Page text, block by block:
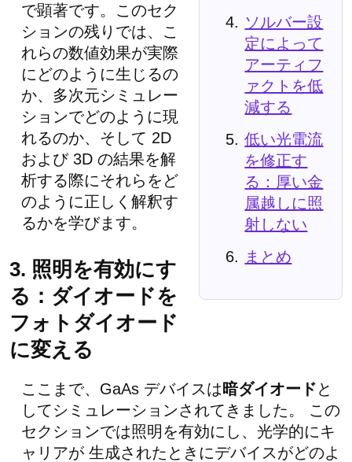
ソルバー設
定によって
アーティフ
ァクトを低
減する
低い光電流
を修正す
る：厚い金
属越しに照
射しない
まとめ
で顕著です。このセク
ションの残りでは、こ
れらの数値効果が実際
にどのように生じるの
か、多次元シミュレー
ションでどのように現
れるのか、そして 2D
および 3D の結果を解
析する際にそれらをど
のように正しく解釈す
るかを学びます。
3. 照明を有効にす
る：ダイオードを
フォトダイオード
に変える
ここまで、GaAs デバイスは暗ダイオードと
してシミュレーションされてきました。 この
セクションでは照明を有効にし、光学的にキ
ャリアが 生成されたときにデバイスがどのよ